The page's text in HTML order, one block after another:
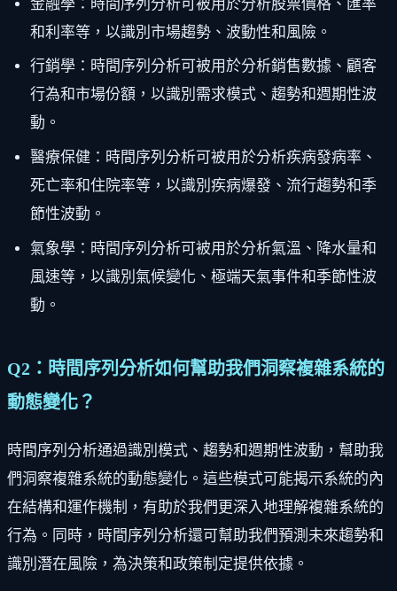
金融學：時間序列分析可被用於分析股票價格、匯率
和利率等，以識別市場趨勢、波動性和風險。
行銷學：時間序列分析可被用於分析銷售數據、顧客
行為和市場份額，以識別需求模式、趨勢和週期性波
動。
醫療保健：時間序列分析可被用於分析疾病發病率、
死亡率和住院率等，以識別疾病爆發、流行趨勢和季
節性波動。
氣象學：時間序列分析可被用於分析氣溫、降水量和
風速等，以識別氣候變化、極端天氣事件和季節性波
動。
Q2：時間序列分析如何幫助我們洞察複雜系統的
動態變化？
時間序列分析通過識別模式、趨勢和週期性波動，幫助我
們洞察複雜系統的動態變化。這些模式可能揭示系統的內
在結構和運作機制，有助於我們更深入地理解複雜系統的
行為。同時，時間序列分析還可幫助我們預測未來趨勢和
識別潛在風險，為決策和政策制定提供依據。